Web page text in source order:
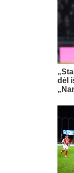
dėl